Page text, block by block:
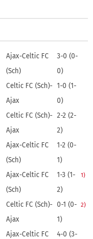
Ajax-Celtic FC
(Sch)
3-0 (0-
0)
Celtic FC (Sch)-
Ajax
1-0 (1-
0)
Celtic FC (Sch)-
Ajax
2-2 (2-
2)
Ajax-Celtic FC
(Sch)
1-2 (0-
1)
Ajax-Celtic FC
(Sch)
1-3 (1-
2)
1)
Celtic FC (Sch)-
Ajax
0-1 (0-
1)
2)
Ajax-Celtic FC
4-0 (3-